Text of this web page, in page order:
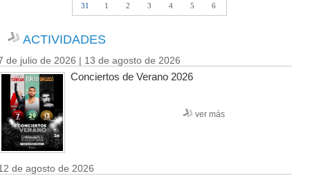
31
1 2 3 4 5 6
ACTIVIDADES
de julio de 2026 | 13 de agosto de 2026
Conciertos de Verano 2026
ver más
de agosto de 2026